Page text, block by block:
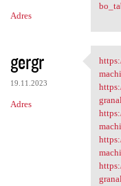
Adres
gergr
19.11.2023
Adres